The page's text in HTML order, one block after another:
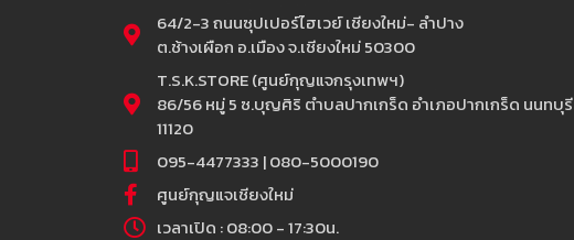
64/2-3 ถนนซุปเปอร์ไฮเวย์ เชียงใหม่- ลำปาง
ต.ช้างเผือก อ.เมือง จ.เชียงใหม่ 50300
T.S.K.STORE (ศูนย์กุญแจกรุงเทพฯ)
86/56 หมู่ 5 ซ.บุญศิริ ตำบลปากเกร็ด อำเภอปากเกร็ด นนทบุรี
11120
095-4477333 | 080-5000190
ศูนย์กุญแจเชียงใหม่
เวลาเปิด : 08:00 - 17:30น.